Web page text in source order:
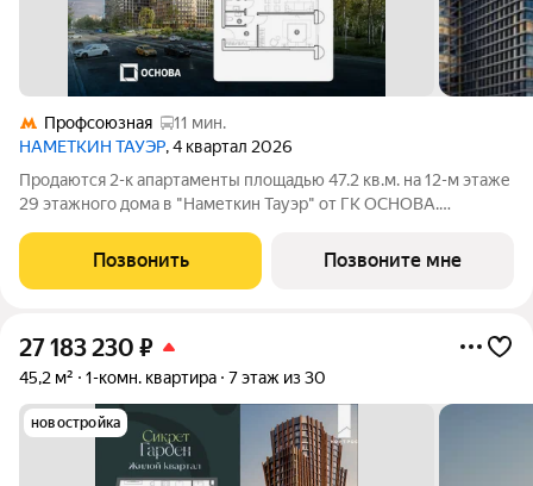
Профсоюзная
11 мин.
НАМЕТКИН ТАУЭР, 4 квартал 2026
Продаются 2-к апартаменты площадью 47.2 кв.м. на 12-м этаже
29 этажного дома в "Наметкин Тауэр" от ГК ОСНОВА.
обслуживанием, располагается в районе Черёмушки на Юго-
Западе Москвы. Архитектура от
Позвонить Позвоните мне
27 183 230 ₽
45,2 м² 1-комн. квартира 7 этаж из 30
новостройка